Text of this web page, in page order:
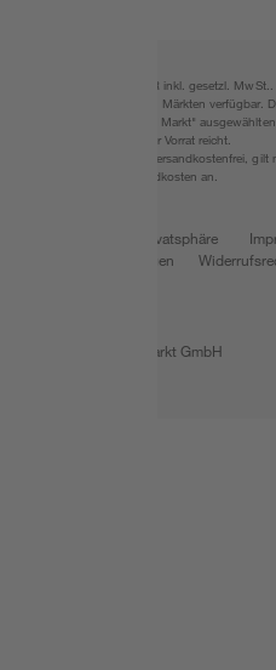
Alle Preisangaben in EUR inkl. gesetzl.
Umständen nicht in allen Märkten verfügbar.
sich auf den unter "Mein Markt"
Produkte nur solange der Vorrat reicht.
*Paketversand ab 59 € versandkostenfrei,
fallen zusätzliche Versandkosten an.
Privatsphäre
Nutzungsbedingungen
© 2026 toom Baumarkt GmbH